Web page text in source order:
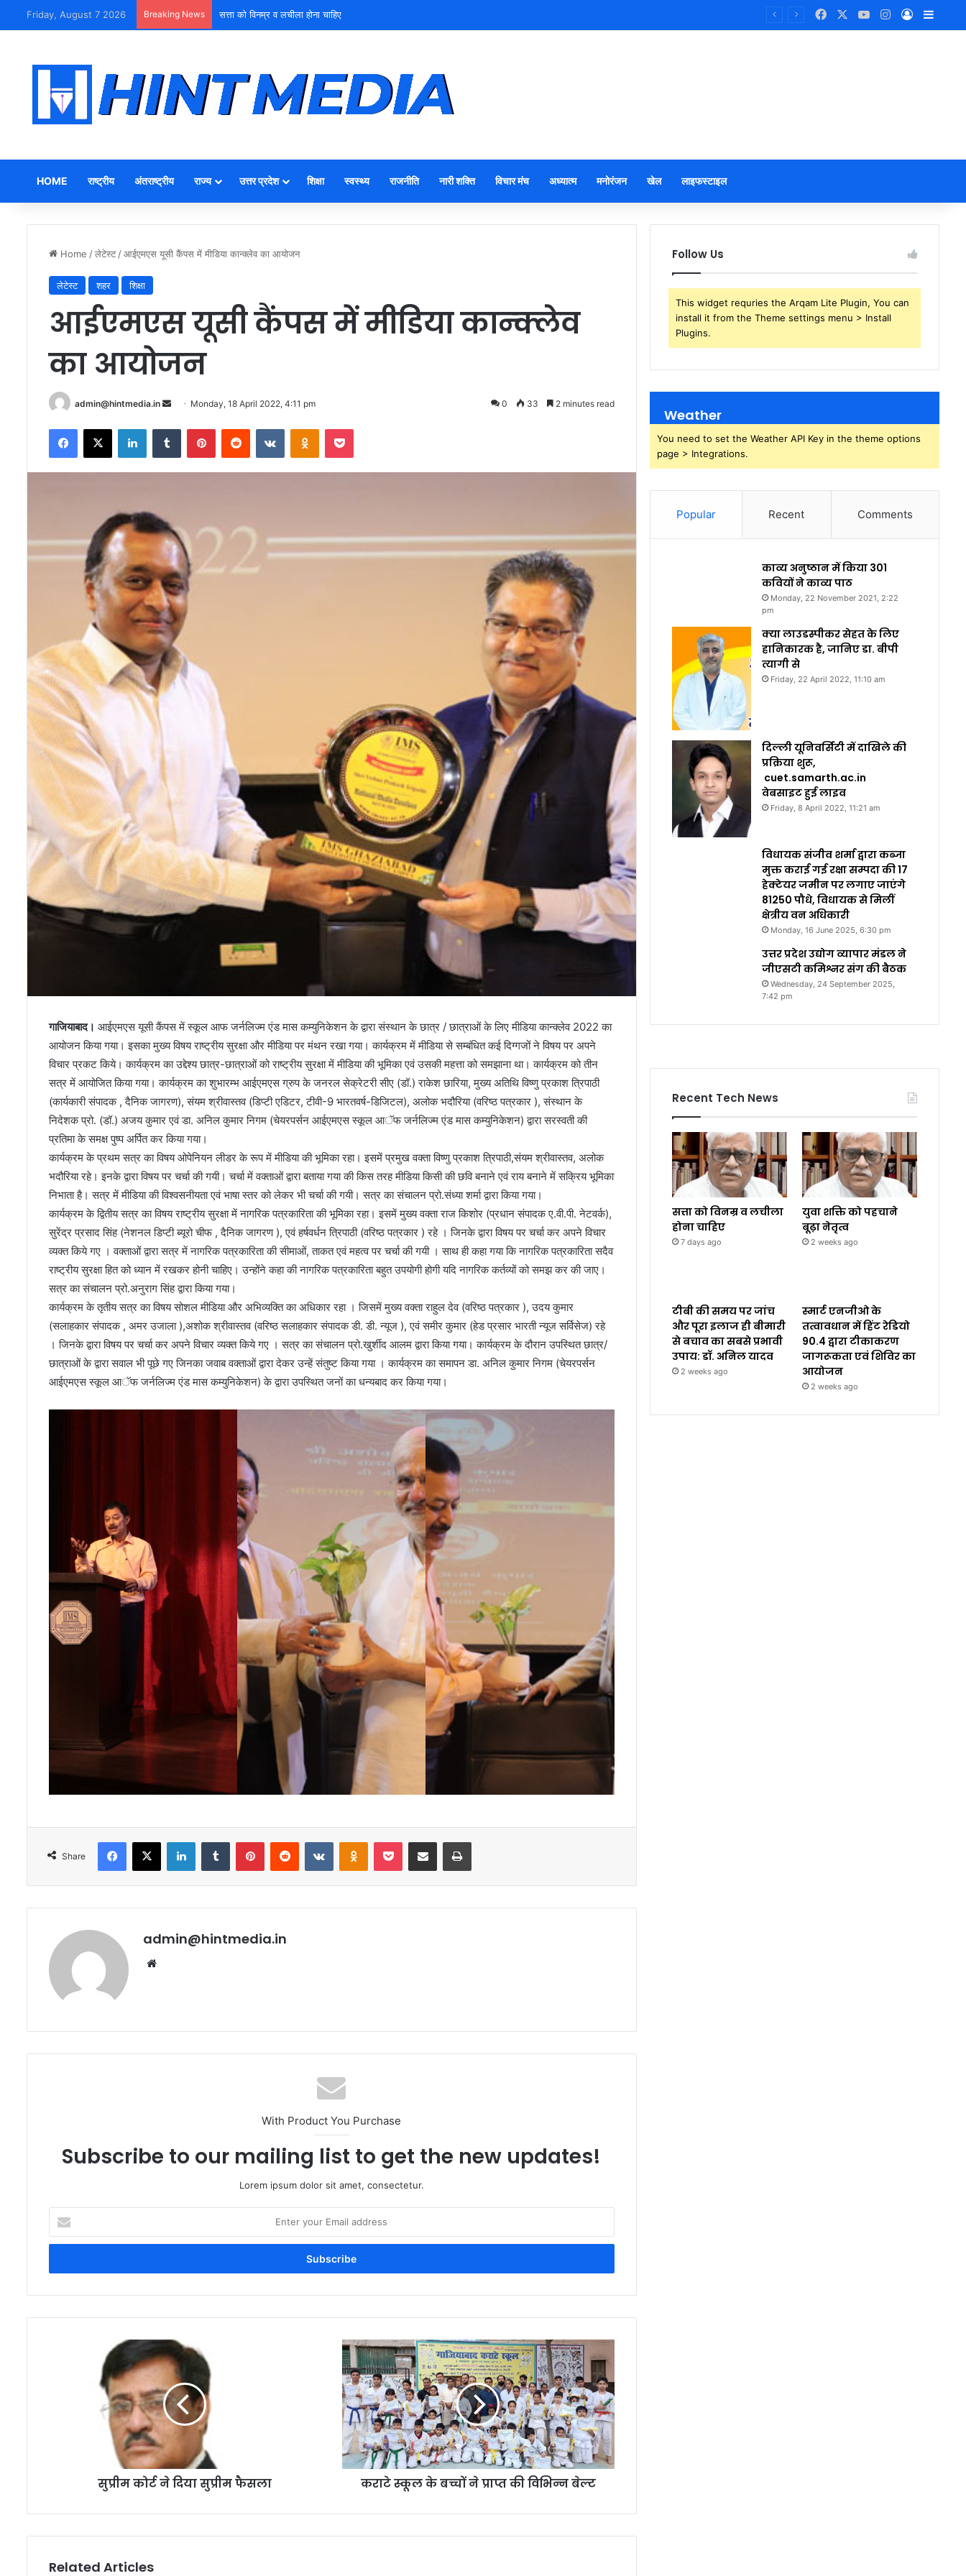
Friday, August 7 2026 Breaking News सत्ता को विनम्र व लचीला होना चाहिए FacebookYouTubeInstagram
Log In
HOME राष्ट्रीय अंतराष्ट्रीय राज्य उत्तर प्रदेश शिक्षा स्वस्थ्य राजनीति नारी शक्ति विचार मंच अध्यात्म मनोरंजन खेल लाइफस्टाइल
Home /लेटेस्ट /आईएमएस यूसी कैंपस में मीडिया कान्क्लेव का आयोजन
लेटेस्ट शहर शिक्षा
आईएमएस यूसी कैंपस में मीडिया कान्क्लेव
का आयोजन
admin@hintmedia.in
Send Monday, 18 April 2022, 4:11 pm 0 33 2 minutes read
Facebook
X LinkedInTumblr PinterestReddit VKontakteOdnoklassniki
Pocket
गाजियाबाद। आईएमएस यूसी कैंपस में स्कूल आफ जर्नलिज्म एंड मास कम्युनिकेशन के द्वारा संस्थान के छात्र / छात्राओं के लिए मीडिया कान्क्लेव 2022 का
आयोजन किया गया। इसका मुख्य विषय राष्ट्रीय सुरक्षा और मीडिया पर मंथन रखा गया। कार्यक्रम में मीडिया से सम्बंधित कई दिग्गजों ने विषय पर अपने
विचार प्रकट किये। कार्यक्रम का उद्देश्य छात्र-छात्राओं को राष्ट्रीय सुरक्षा में मीडिया की भूमिका एवं उसकी महत्ता को समझाना था। कार्यक्रम को तीन
सत्र में आयोजित किया गया। कार्यक्रम का शुभारम्भ आईएमएस ग्रुप के जनरल सेक्रेटरी सीए (डॉ.) राकेश छारिया, मुख्य अतिथि विष्णु प्रकाश त्रिपाठी
(कार्यकारी संपादक , दैनिक जागरण), संयम श्रीवास्तव (डिप्टी एडिटर, टीवी-9 भारतवर्ष-डिजिटल), अलोक भदौरिया (वरिष्ठ पत्रकार ), संस्थान के
निदेशक प्रो. (डॉ.) अजय कुमार एवं डा. अनिल कुमार निगम (चेयरपर्सन आईएमएस स्कूल आॅफ जर्नलिज्म एंड मास कम्युनिकेशन) द्वारा सरस्वती की
प्रतिमा के समक्ष पुष्प अर्पित कर किया गया।
कार्यक्रम के प्रथम सत्र का विषय ओपेनियन लीडर के रूप में मीडिया की भूमिका रहा। इसमें प्रमुख वक्ता विष्णु प्रकाश त्रिपाठी,संयम श्रीवास्तव, अलोक
भदौरिया रहे। इनके द्वारा विषय पर चर्चा की गयी। चर्चा में वक्ताओं द्वारा बताया गया की किस तरह मीडिया किसी की छवि बनाने एवं राय बनाने में सक्रिय भूमिका
निभाता है। सत्र में मीडिया की विश्वसनीयता एवं भाषा स्तर को लेकर भी चर्चा की गयी। सत्र का संचालन प्रो.संध्या शर्मा द्वारा किया गया।
कार्यक्रम के द्वितीय सत्र का विषय राष्ट्रीय सुरक्षा में नागरिक पत्रकारिता की भूमिका रहा। इसमें मुख्य वक्ता राज किशोर (प्रधान संपादक ए.वी.पी. नेटवर्क),
सुरेंद्र प्रसाद सिंह (नेशनल डिप्टी ब्यूरो चीफ , दैनिक जागरण ), एवं हर्षवर्धन त्रिपाठी (वरिष्ठ पत्रकार ) रहे । जिनके द्वारा विषय पर चर्चा कर अपने विचार
व्यक्त किये गए । वक्ताओं द्वारा सत्र में नागरिक पत्रकारिता की सीमाओं, ताकत एवं महत्व पर चर्चा की गयी । साथ ही कहा गया कि नागरिक पत्रकारिता सदैव
राष्ट्रीय सुरक्षा हित को ध्यान में रखकर होनी चाहिए। उन्होंने कहा की नागरिक पत्रकारिता बहुत उपयोगी होगी यदि नागरिक कर्तव्यों को समझ कर की जाए।
सत्र का संचालन प्रो.अनुराग सिंह द्वारा किया गया।
कार्यक्रम के तृतीय सत्र का विषय सोशल मीडिया और अभिव्यक्ति का अधिकार रहा । जिसमें मुख्य वक्ता राहुल देव (वरिष्ठ पत्रकार ), उदय कुमार
(सलाहकार संपादक , अमर उजाला ),अशोक श्रीवास्तव (वरिष्ठ सलाहकार संपादक डी. डी. न्यूज ), एवं समीर कुमार (हेड प्रसार भारती न्यूज सर्विसेज) रहे
। जिनके द्वारा विषय पर चर्चा कर अपने विचार व्यक्त किये गए । सत्र का संचालन प्रो.खुर्शीद आलम द्वारा किया गया। कार्यक्रम के दौरान उपस्थित छात्र/
छात्राओं के द्वारा सवाल भी पूछे गए जिनका जवाब वक्ताओं द्वारा देकर उन्हें संतुष्ट किया गया । कार्यक्रम का समापन डा. अनिल कुमार निगम (चेयरपर्सन
आईएमएस स्कूल आॅफ जर्नलिज्म एंड मास कम्युनिकेशन) के द्वारा उपस्थित जनों का धन्यबाद कर किया गया।
Share
Facebook
X LinkedInTumblr PinterestReddit VKontakteOdnoklassniki
Pocket Share via Email Print
admin@hintmedia.in
With Product You Purchase
Subscribe to our mailing list to get the new updates!
Lorem ipsum dolor sit amet, consectetur.
your
Email
सुप्रीम कोर्ट ने दिया सुप्रीम फैसला कराटे स्कूल के बच्चों ने प्राप्त की विभिन्न बेल्ट
Related Articles
Follow Us
This widget requries the Arqam Lite Plugin, You can
install it from the Theme settings menu > Install
Plugins.
Weather
You need to set the Weather API Key in the theme options
page > Integrations.
Popular Recent Comments
काव्य अनुष्ठान में किया 301
कवियों ने काव्य पाठ
Monday, 22 November 2021, 2:22
pm
क्या लाउडस्पीकर सेहत के लिए
हानिकारक है, जानिए डा. बीपी
त्यागी से
Friday, 22 April 2022, 11:10 am
दिल्ली यूनिवर्सिटी में दाखिले की
प्रक्रिया शुरू,
cuet.samarth.ac.in
वेबसाइट हुई लाइव
Friday, 8 April 2022, 11:21 am
विधायक संजीव शर्मा द्वारा कब्जा
मुक्त कराई गई रक्षा सम्पदा की 17
हेक्टेयर जमीन पर लगाए जाएंगे
81250 पौधे, विधायक से मिलीं
क्षेत्रीय वन अधिकारी
Monday, 16 June 2025, 6:30 pm
उत्तर प्रदेश उद्योग व्यापार मंडल ने
जीएसटी कमिश्नर संग की बैठक
Wednesday, 24 September 2025,
7:42 pm
Recent Tech News
सत्ता को विनम्र व लचीला
होना चाहिए
7 days ago
युवा शक्ति को पहचाने
बूढ़ा नेतृत्व
2 weeks ago
टीबी की समय पर जांच
और पूरा इलाज ही बीमारी
से बचाव का सबसे प्रभावी
उपाय: डॉ. अनिल यादव
2 weeks ago
स्मार्ट एनजीओ के
तत्वावधान में हिंट रेडियो
90.4 द्वारा टीकाकरण
जागरूकता एवं शिविर का
आयोजन
2 weeks ago